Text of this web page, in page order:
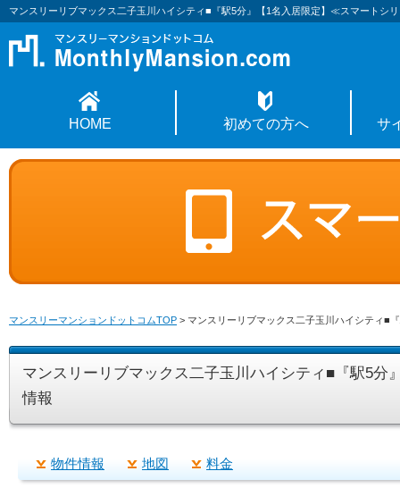
マンスリーリブマックス二子玉川ハイシティ■『駅5分』【1名入居限定】≪スマートシ
HOME 初めての方へ サ
マンスリーマンションドットコムTOP > マンスリーリブマックス二子玉川ハイシティ
マンスリーリブマックス二子玉川ハイシティ■『駅5
情報
物件情報 地図 料金